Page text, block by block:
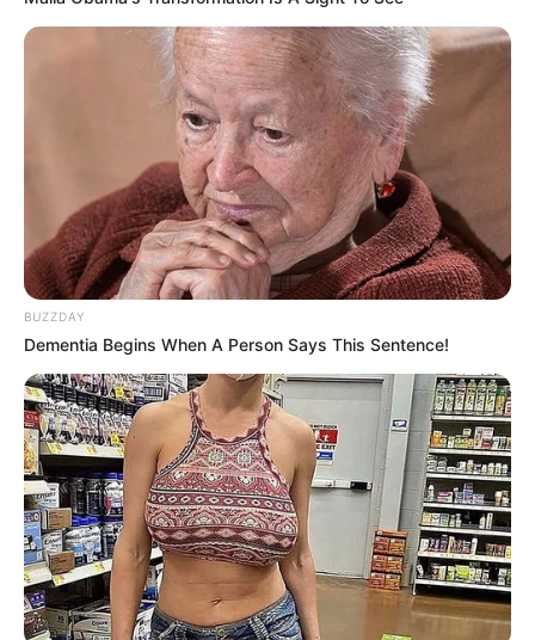
BUZZDAY
Dementia Begins When A Person Says This Sentence!